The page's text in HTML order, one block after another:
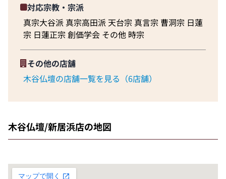
対応宗教・宗派
真宗大谷派 真宗高田派 天台宗 真言宗 曹洞宗 日蓮
宗 日蓮正宗 創価学会 その他 時宗
その他の店舗
木谷仏壇の店舗一覧を見る（6店舗）
木谷仏壇/新居浜店の地図